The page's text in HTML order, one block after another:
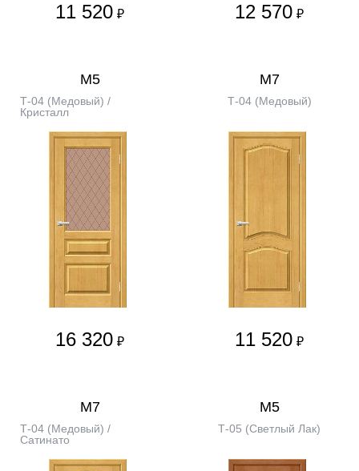
11 520 ₽ 12 570 ₽
М5
Т-04 (Медовый) /
Кристалл
16 320 ₽
М7
Т-04 (Медовый)
11 520 ₽
М7
Т-04 (Медовый) /
Сатинато
М5
Т-05 (Светлый Лак)